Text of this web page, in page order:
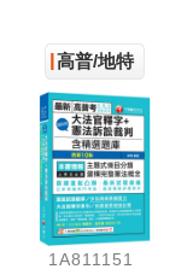
各類特
考）
高普/地特
1A811151